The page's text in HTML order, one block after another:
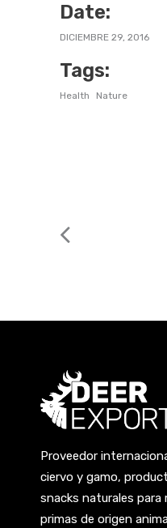
Date:
DICIEMBRE 29, 2016
Tags:
Health Nature
Proveedor
ciervo y gamo,
snacks naturales
primas de origen